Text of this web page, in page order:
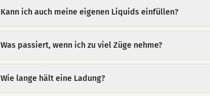
Kann ich auch meine eigenen Liquids einfüllen?
Was passiert, wenn ich zu viel Züge nehme?
Wie lange hält eine Ladung?